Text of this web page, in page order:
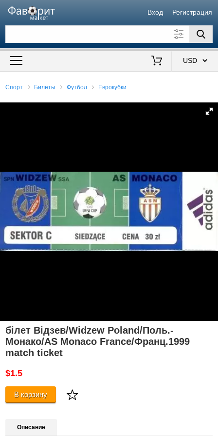
Вход Регистрация
Искать также в описании
Спорт Билеты Футбол Еврокубки
білет Відзев/Widzew Poland/Поль.-
Монако/AS Monaco France/Франц.1999
match ticket
$1.5
В корзину
Описание